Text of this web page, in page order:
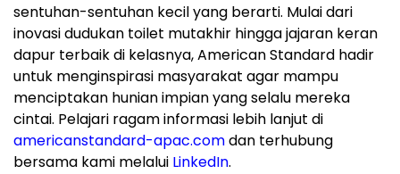
sentuhan-sentuhan kecil yang berarti. Mulai dari
inovasi dudukan toilet mutakhir hingga jajaran keran
dapur terbaik di kelasnya, American Standard hadir
untuk menginspirasi masyarakat agar mampu
menciptakan hunian impian yang selalu mereka
cintai. Pelajari ragam informasi lebih lanjut di
americanstandard-apac.comdan terhubung
bersama kami melalui LinkedIn.